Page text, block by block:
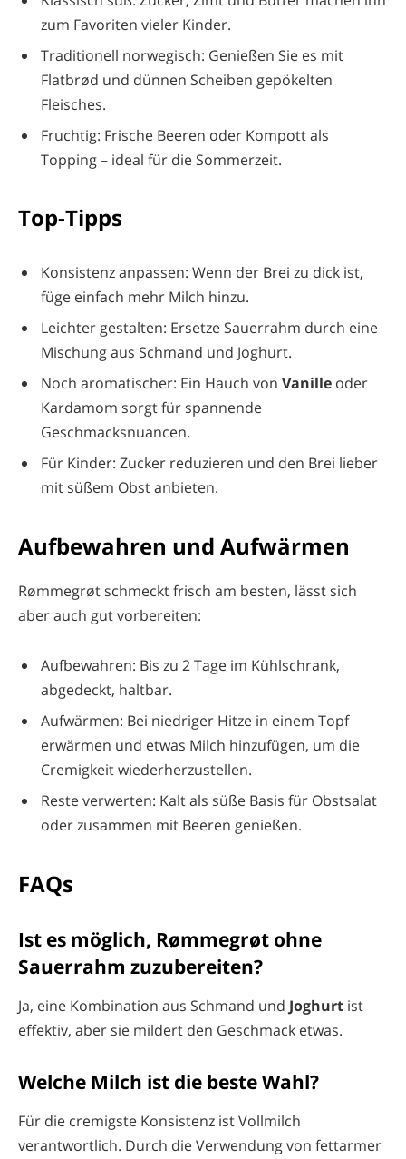
zum Favoriten vieler Kinder.
Traditionell norwegisch: Genießen Sie es mit
Flatbrød und dünnen Scheiben gepökelten
Fleisches.
Fruchtig: Frische Beeren oder Kompott als
Topping – ideal für die Sommerzeit.
Top-Tipps
Konsistenz anpassen: Wenn der Brei zu dick ist,
füge einfach mehr Milch hinzu.
Leichter gestalten: Ersetze Sauerrahm durch eine
Mischung aus Schmand und Joghurt.
Noch aromatischer: Ein Hauch von Vanille oder
Kardamom sorgt für spannende
Geschmacksnuancen.
Für Kinder: Zucker reduzieren und den Brei lieber
mit süßem Obst anbieten.
Aufbewahren und Aufwärmen
Rømmegrøt schmeckt frisch am besten, lässt sich
aber auch gut vorbereiten:
Aufbewahren: Bis zu 2 Tage im Kühlschrank,
abgedeckt, haltbar.
Aufwärmen: Bei niedriger Hitze in einem Topf
erwärmen und etwas Milch hinzufügen, um die
Cremigkeit wiederherzustellen.
Reste verwerten: Kalt als süße Basis für Obstsalat
oder zusammen mit Beeren genießen.
FAQs
Ist es möglich, Rømmegrøt ohne
Sauerrahm zuzubereiten?
Ja, eine Kombination aus Schmand und Joghurt ist
effektiv, aber sie mildert den Geschmack etwas.
Welche Milch ist die beste Wahl?
Für die cremigste Konsistenz ist Vollmilch
verantwortlich. Durch die Verwendung von fettarmer